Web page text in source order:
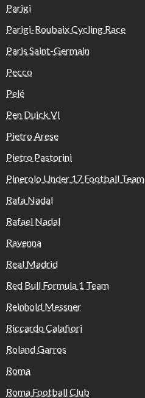
Parigi
Parigi-Roubaix Cycling Race
Paris Saint-Germain
Pecco
Pelé
Pen Duick VI
Pietro Arese
Pietro Pastorini
Pinerolo Under 17 Football Team
Rafa Nadal
Rafael Nadal
Ravenna
Real Madrid
Red Bull Formula 1 Team
Reinhold Messner
Riccardo Calafiori
Roland Garros
Roma
Roma Football Club